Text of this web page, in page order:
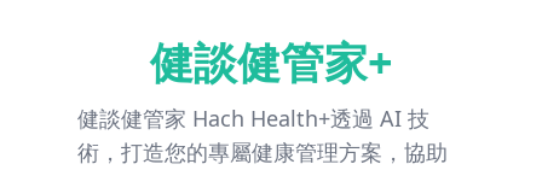
健談健管家+
健談健管家 Hach Health+透過 AI 技
術，打造您的專屬健康管理方案，協助